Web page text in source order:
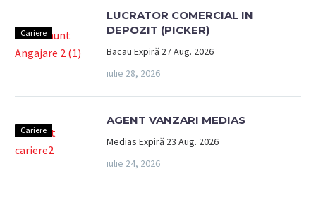
Cariere
LUCRATOR COMERCIAL IN
DEPOZIT (PICKER)
Bacau Expiră 27 Aug. 2026
iulie 28, 2026
Cariere
AGENT VANZARI MEDIAS
Medias Expiră 23 Aug. 2026
iulie 24, 2026